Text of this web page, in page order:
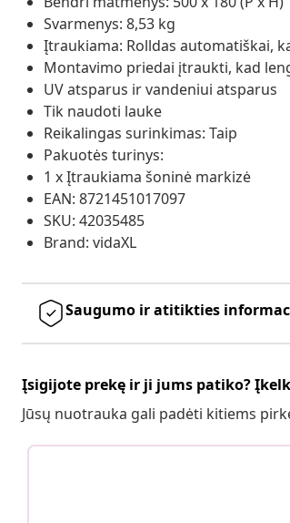
Svarmenys: 8,53 kg
Įtraukiama: Rolldas automatiškai,
Montavimo priedai įtraukti, kad
UV atsparus ir vandeniui atsparus
Tik naudoti lauke
Reikalingas surinkimas: Taip
Pakuotės turinys:
1 x Įtraukiama šoninė markizė
EAN: 8721451017097
SKU: 42035485
Brand: vidaXL
Saugumo ir atitikties
Įsigijote prekę ir ji jums patiko?
Jūsų nuotrauka gali padėti kitiems